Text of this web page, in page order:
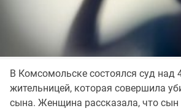
В Комсомольске состоялся суд над
жительницей, которая совершила
сына. Женщина рассказала, что сын